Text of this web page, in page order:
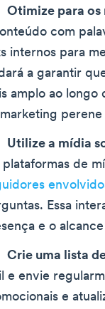
Otimize para os
com
internos para
a garantir
amplo ao
Utilize a mídia
plataformas de
Essa
e o
Crie uma lista
e envie
e